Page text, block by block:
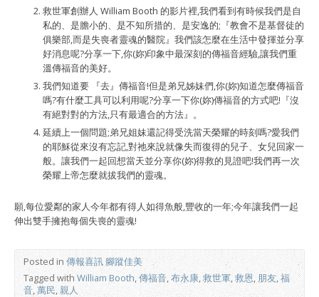
救世軍創辦人 William Booth 的影片裡,我們看到有時候我們是自
私的、是膽小的、是不知所措的、是安逸的;『教會不是基督徒的
俱樂部,而是失喪者靈魂的醫院』我們該怎麼在生活中發揮並分享
好消息呢?分享一下,你(妳)印象中最深刻的傳福音經驗,讓我們重
溫傳福音的美好。
我們知道要 『去』傳福音!但是弟兄姊妹們,你(妳)知道怎麼傳福音
嗎?有什麼工具可以利用呢?分享一下你(妳)傳福音的方式吧!『沒
有絕對對的方法,只有最適合的方法』。
延續上一個問題;弟兄姐妹還記得受洗當天榮耀的時刻嗎?愛我們
的耶穌從來沒有忘記,對祂來說就像失而復得的兒子、女兒回家一
般。讓我們一起回想當天並分享你(妳)得救的見證吧!我們再一次
榮耀上帝怎麼就拔我們的靈魂。
願,每位愛鄰的家人今年都有得人如得魚般,豐收的一年;今年讓我們一起
伸出雙手擁抱每個失喪的靈魂!
Posted in 傳報喜訊 腳蹤佳美
Tagged withWilliam Booth,傳福音,布永康,救世軍,救恩,朋友,福
音,萬民,親人